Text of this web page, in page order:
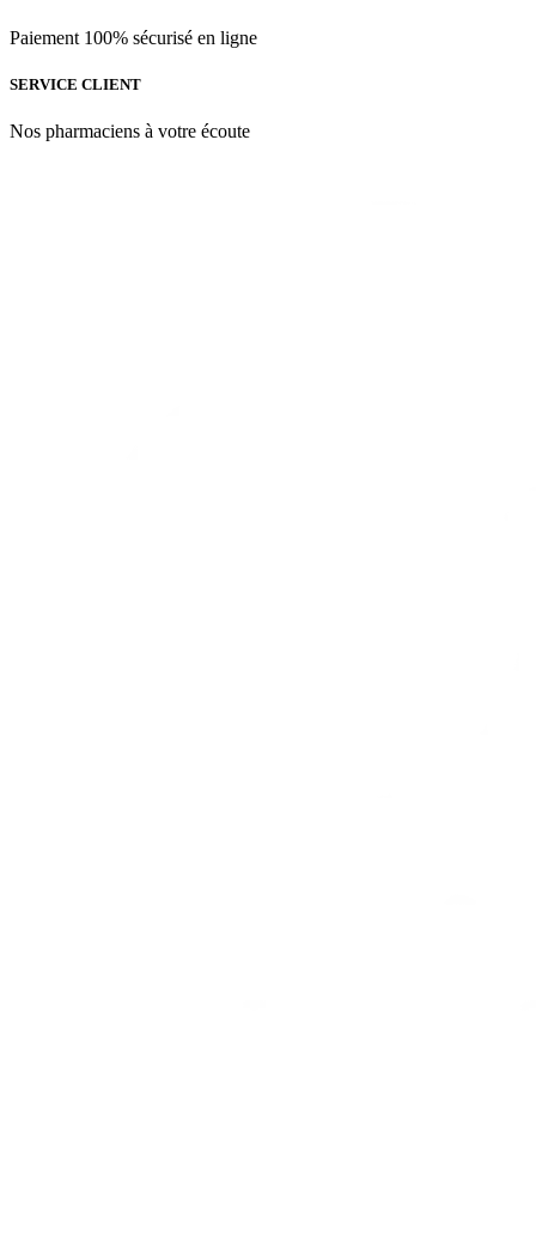
Paiement 100% sécurisé en ligne
SERVICE CLIENT
Nos pharmaciens à votre écoute